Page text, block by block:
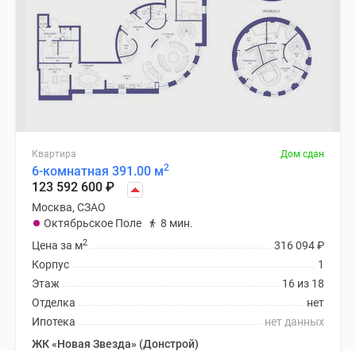
Квартира Дом сдан
6-комнатная 391.00 м2
123 592 600 ₽
Москва, СЗАО
Октябрьское Поле
8 мин.
316 094₽
Цена за м2
1
Корпус
16 из 18
Этаж
нет
Отделка
нет данных
Ипотека
ЖК «Новая Звезда» (Донстрой)